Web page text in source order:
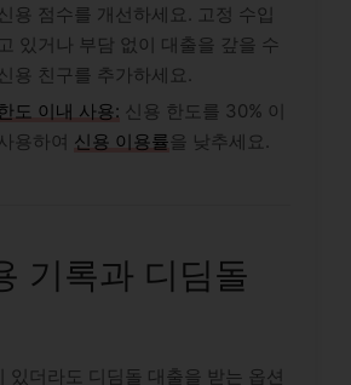
용 점수를 개선하세요. 고정 수입
있거나 부담 없이 대출을 갚을 수
용 친구를 추가하세요.
도 이내 사용: 신용 한도를 30% 이
용하여 신용 이용률을 낮추세요.
기록과 디딤돌
있더라도 디딤돌 대출을 받는 옵션